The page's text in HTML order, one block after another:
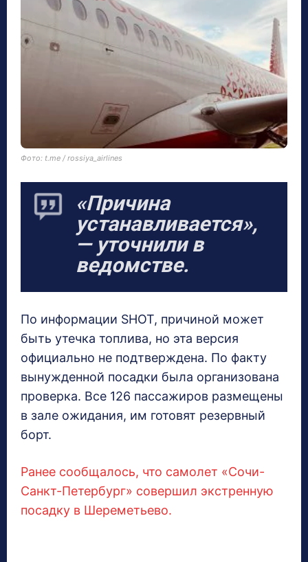
Фото: t.me / rossiya_airlines
«Причина
устанавливается»,
— уточнили в
ведомстве.
По информации SHOT, причиной может
быть утечка топлива, но эта версия
официально не подтверждена. По факту
вынужденной посадки была организована
проверка. Все 126 пассажиров размещены
в зале ожидания, им готовят резервный
борт.
Ранее сообщалось, что самолет «Сочи-
Санкт-Петербург» совершил экстренную
посадку в Шереметьево.